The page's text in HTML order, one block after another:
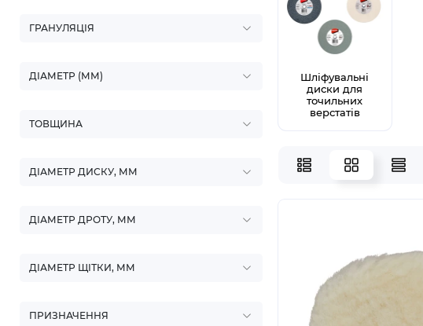
ГРАНУЛЯЦІЯ
ДІАМЕТР (ММ)
ТОВЩИНА
ДІАМЕТР ДИСКУ, ММ
ДІАМЕТР ДРОТУ, ММ
ДІАМЕТР ЩІТКИ, ММ
ПРИЗНАЧЕННЯ
Шліфувальні
диски для
точильних
верстатів